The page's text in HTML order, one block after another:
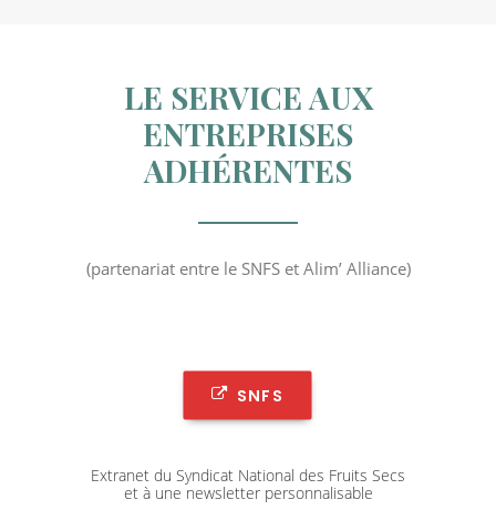
LE SERVICE AUX
ENTREPRISES
ADHÉRENTES
(partenariat entre le SNFS et Alim’ Alliance)
SNFS
Extranet du Syndicat National des Fruits Secs
et à une newsletter personnalisable